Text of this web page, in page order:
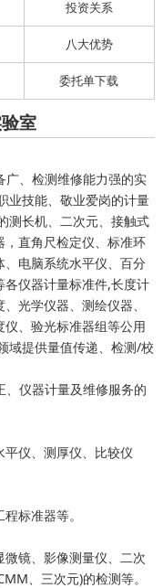
投资关系
八大优势
委托单下载
室
广、检测维修能力强的实
业技能、敬业爱岗的计量
测长机、二次元、接触式
直角尺检定仪、标准环
电脑系统水平仪、百分
仪器计量标准件,长度计
光学仪器、测绘仪器、
、验光标准器组等公用
域提供量值传递、检测/校
仪器计量及维修服务的
仪、测厚仪、比较仪
标准器等。
镜、影像测量仪、二次
、三次元)的检测等。